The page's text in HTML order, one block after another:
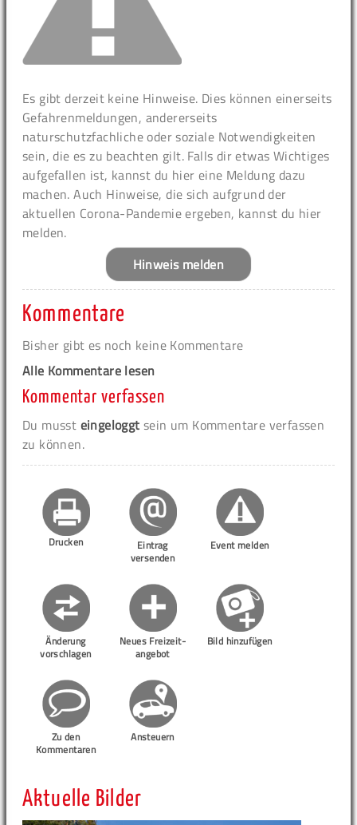
Es gibt derzeit keine Hinweise. Dies können einerseits
Gefahrenmeldungen, andererseits
naturschutzfachliche oder soziale Notwendigkeiten
sein, die es zu beachten gilt. Falls dir etwas Wichtiges
aufgefallen ist, kannst du hier eine Meldung dazu
machen. Auch Hinweise, die sich aufgrund der
aktuellen Corona-Pandemie ergeben, kannst du hier
melden.
Hinweis melden
Kommentare
Bisher gibt es noch keine Kommentare
Alle Kommentare lesen
Kommentar verfassen
Du musst eingeloggt sein um Kommentare verfassen
zu können.
Drucken
Eintrag
versenden
Event melden
Änderung
vorschlagen
Neues Freizeit-
angebot
Bild hinzufügen
Zu den
Kommentaren
Ansteuern
Aktuelle Bilder